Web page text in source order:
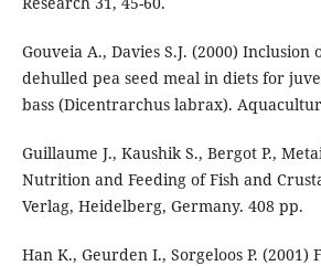
Gouveia A., Davies S.J. (2000)
dehulled pea seed meal in diets for
bass (Dicentrarchus labrax).
Guillaume J., Kaushik S., Bergot P.,
Nutrition and Feeding of Fish and
Verlag, Heidelberg, Germany. 408 pp.
Han K., Geurden I., Sorgeloos P. (2001)